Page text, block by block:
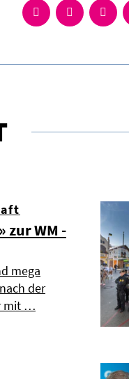
zur WM -
mega
der
mit …